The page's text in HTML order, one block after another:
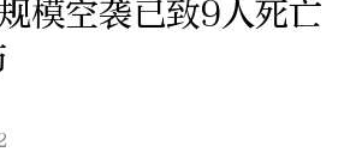
模空袭已致9人死亡